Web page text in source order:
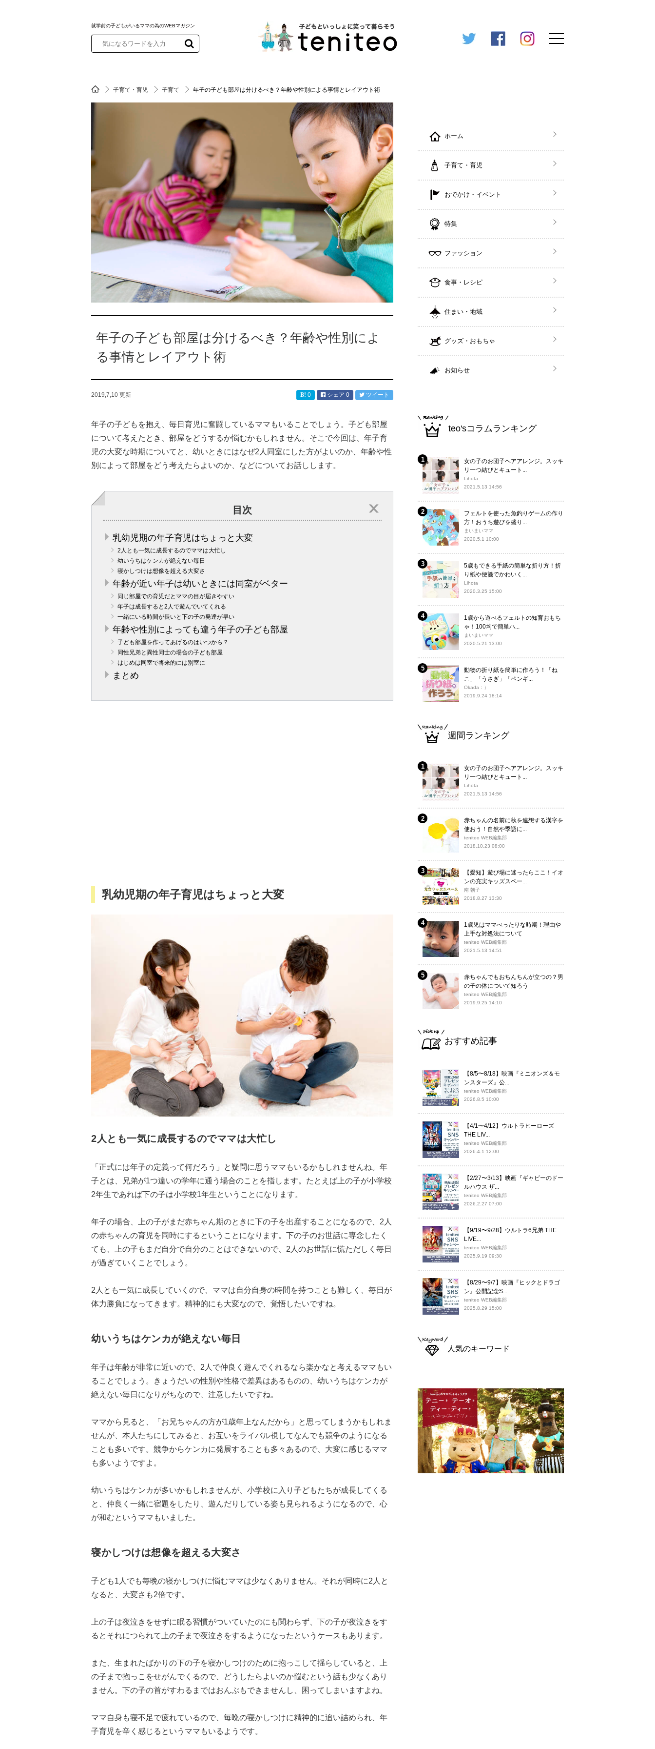
就学前の子どもがいるママの為のWEBマガジン
子育て・育児 子育て 年子の子ども部屋は分けるべき？年齢や性別による事情とレイアウト術
年子の子ども部屋は分けるべき？年齢や性別によ
る事情とレイアウト術
2019,7,10 更新 0 シェア 0 ツイート
年子の子どもを抱え、毎日育児に奮闘しているママもいることでしょう。子ども部屋
について考えたとき、部屋をどうするか悩むかもしれません。そこで今回は、年子育
児の大変な時期についてと、幼いときにはなぜ2人同室にした方がよいのか、年齢や性
別によって部屋をどう考えたらよいのか、などについてお話しします。
目次
乳幼児期の年子育児はちょっと大変
2人とも一気に成長するのでママは大忙し
幼いうちはケンカが絶えない毎日
寝かしつけは想像を超える大変さ
年齢が近い年子は幼いときには同室がベター
同じ部屋での育児だとママの目が届きやすい
年子は成長すると2人で遊んでいてくれる
一緒にいる時間が長いと下の子の発達が早い
年齢や性別によっても違う年子の子ども部屋
子ども部屋を作ってあげるのはいつから？
同性兄弟と異性同士の場合の子ども部屋
はじめは同室で将来的には別室に
まとめ
乳幼児期の年子育児はちょっと大変
2人とも一気に成長するのでママは大忙し
「正式には年子の定義って何だろう」と疑問に思うママもいるかもしれませんね。年
子とは、兄弟が1つ違いの学年に通う場合のことを指します。たとえば上の子が小学校
2年生であれば下の子は小学校1年生ということになります。
年子の場合、上の子がまだ赤ちゃん期のときに下の子を出産することになるので、2人
の赤ちゃんの育児を同時にするということになります。下の子のお世話に専念したく
ても、上の子もまだ自分で自分のことはできないので、2人のお世話に慌ただしく毎日
が過ぎていくことでしょう。
2人とも一気に成長していくので、ママは自分自身の時間を持つことも難しく、毎日が
体力勝負になってきます。精神的にも大変なので、覚悟したいですね。
幼いうちはケンカが絶えない毎日
年子は年齢が非常に近いので、2人で仲良く遊んでくれるなら楽かなと考えるママもい
ることでしょう。きょうだいの性別や性格で差異はあるものの、幼いうちはケンカが
絶えない毎日になりがちなので、注意したいですね。
ママから見ると、「お兄ちゃんの方が1歳年上なんだから」と思ってしまうかもしれま
せんが、本人たちにしてみると、お互いをライバル視してなんでも競争のようになる
ことも多いです。競争からケンカに発展することも多々あるので、大変に感じるママ
も多いようですよ。
幼いうちはケンカが多いかもしれませんが、小学校に入り子どもたちが成長してくる
と、仲良く一緒に宿題をしたり、遊んだりしている姿も見られるようになるので、心
が和むというママもいました。
寝かしつけは想像を超える大変さ
子ども1人でも毎晩の寝かしつけに悩むママは少なくありません。それが同時に2人と
なると、大変さも2倍です。
上の子は夜泣きをせずに眠る習慣がついていたのにも関わらず、下の子が夜泣きをす
るとそれにつられて上の子まで夜泣きをするようになったというケースもあります。
また、生まれたばかりの下の子を寝かしつけのために抱っこして揺らしていると、上
の子まで抱っこをせがんでくるので、どうしたらよいのか悩むという話も少なくあり
ません。下の子の首がすわるまではおんぶもできませんし、困ってしまいますよね。
ママ自身も寝不足で疲れているので、毎晩の寝かしつけに精神的に追い詰められ、年
子育児を辛く感じるというママもいるようです。
ホーム
子育て・育児
おでかけ・イベント
特集
ファッション
食事・レシピ
住まい・地域
グッズ・おもちゃ
お知らせ
teo'sコラムランキング
女の子のお団子ヘアアレンジ。スッキ
リ一つ結びとキュート...
Lihota
2021.5.13 14:56
フェルトを使った魚釣りゲームの作り
方！おうち遊びを盛り...
まいまいママ
2020.5.1 10:00
5歳もできる手紙の簡単な折り方！折
り紙や便箋でかわいく...
Lihota
2020.3.25 15:00
1歳から遊べるフェルトの知育おもち
ゃ！100均で簡単ハ...
まいまいママ
2020.5.21 13:00
動物の折り紙を簡単に作ろう！「ね
こ」「うさぎ」「ペンギ...
Okada：）
2019.9.24 18:14
週間ランキング
女の子のお団子ヘアアレンジ。スッキ
リ一つ結びとキュート...
Lihota
2021.5.13 14:56
赤ちゃんの名前に秋を連想する漢字を
使おう！自然や季語に...
teniteo WEB編集部
2018.10.23 08:00
【愛知】遊び場に迷ったらここ！イオ
ンの充実キッズスペー...
南 朝子
2018.8.27 13:30
1歳児はママべったりな時期！理由や
上手な対処法について
teniteo WEB編集部
2021.5.13 14:51
赤ちゃんでもおちんちんが立つの？男
の子の体について知ろう
teniteo WEB編集部
2019.9.25 14:10
おすすめ記事
【8/5〜8/18】映画『ミニオンズ＆モ
ンスターズ』公...
teniteo WEB編集部
2026.8.5 10:00
【4/1〜4/12】ウルトラヒーローズ
THE LIV...
teniteo WEB編集部
2026.4.1 12:00
【2/27〜3/13】映画『ギャビーのドー
ルハウス ザ...
teniteo WEB編集部
2026.2.27 07:00
【9/19〜9/28】ウルトラ6兄弟 THE
LIVE...
teniteo WEB編集部
2025.9.19 09:30
【8/29〜9/7】映画『ヒックとドラゴ
ン』公開記念S...
teniteo WEB編集部
2025.8.29 15:00
人気のキーワード